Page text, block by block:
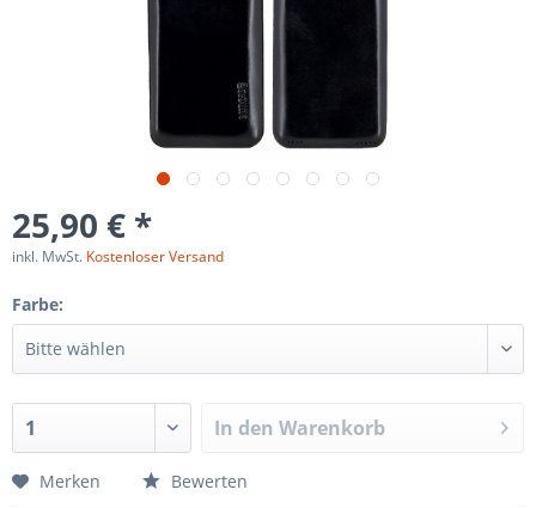
25,90 € *
inkl. MwSt. Kostenloser Versand
Farbe:
In den Warenkorb
Merken Bewerten